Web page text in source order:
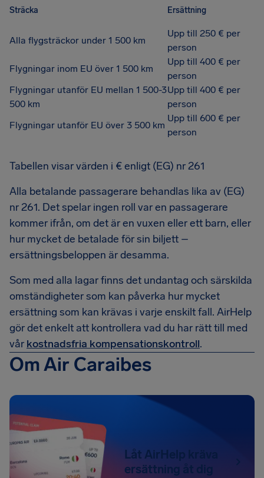
Sträcka Ersättning
Alla flygsträckor under 1 500 km
Upp till 250 € per
person
Flygningar inom EU över 1 500 km
Upp till 400 € per
person
Flygningar utanför EU mellan 1 500-3
500 km
Upp till 400 € per
person
Flygningar utanför EU över 3 500 km
Upp till 600 € per
person
Tabellen visar värden i € enligt (EG) nr 261
Alla betalande passagerare behandlas lika av (EG)
nr 261. Det spelar ingen roll var en passagerare
kommer ifrån, om det är en vuxen eller ett barn, eller
hur mycket de betalade för sin biljett –
ersättningsbeloppen är desamma.
Som med alla lagar finns det undantag och särskilda
omständigheter som kan påverka hur mycket
ersättning som kan krävas i varje enskilt fall. AirHelp
gör det enkelt att kontrollera vad du har rätt till med
vår kostnadsfria kompensationskontroll.
Om Air Caraibes
Låt AirHelp kräva
ersättning åt dig